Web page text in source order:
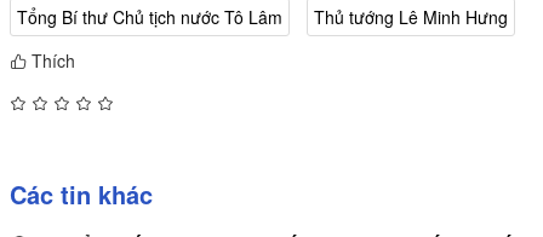
Tổng Bí thư Chủ tịch nước Tô Lâm
Thủ tướng Lê Minh Hưng
Thích
Các tin khác